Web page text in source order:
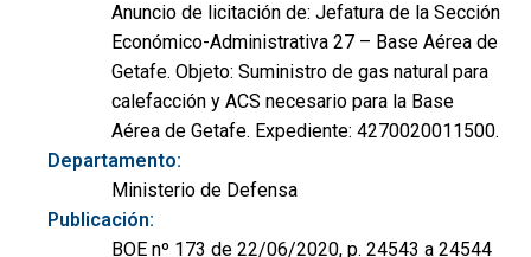
Anuncio de licitación de: Jefatura de la Sección
Económico-Administrativa 27 – Base Aérea de
Getafe. Objeto: Suministro de gas natural para
calefacción y ACS necesario para la Base
Aérea de Getafe. Expediente: 4270020011500.
Departamento:
Ministerio de Defensa
Publicación:
BOE nº 173 de 22/06/2020, p. 24543 a 24544